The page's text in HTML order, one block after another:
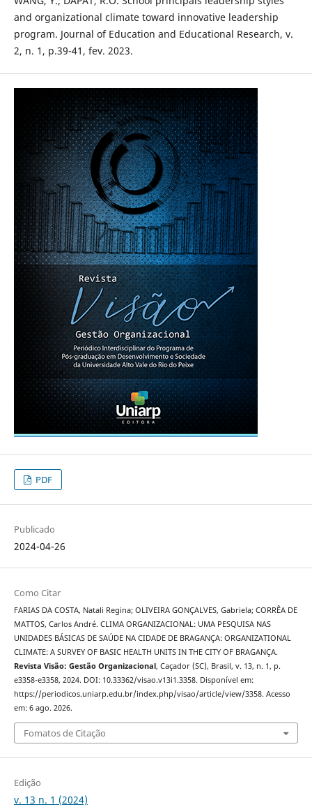
and organizational climate toward innovative leadership
program. Journal of Education and Educational Research, v.
2, n. 1, p.39-41, fev. 2023.
PDF
Publicado
2024-04-26
Como Citar
FARIAS DA COSTA, Natali Regina; OLIVEIRA GONÇALVES, Gabriela; CORRÊA DE
MATTOS, Carlos André. CLIMA ORGANIZACIONAL: UMA PESQUISA NAS
UNIDADES BÁSICAS DE SAÚDE NA CIDADE DE BRAGANÇA: ORGANIZATIONAL
CLIMATE: A SURVEY OF BASIC HEALTH UNITS IN THE CITY OF BRAGANÇA.
Revista Visão: Gestão Organizacional, Caçador (SC), Brasil, v. 13, n. 1, p.
e3358-e3358, 2024. DOI: 10.33362/visao.v13i1.3358. Disponível em:
https://periodicos.uniarp.edu.br/index.php/visao/article/view/3358. Acesso
em: 6 ago. 2026.
Fomatos de Citação
Edição
v. 13 n. 1 (2024)